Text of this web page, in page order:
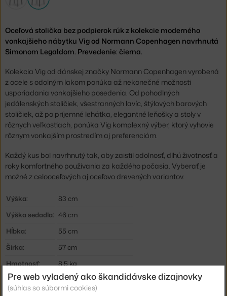
Oceľová stolička bez podpierok rúk z kolekcie moderného
vonkajšieho nábytku Vig od Normann Copenhagen navrhnutá
Simonom Legaldom. Prevedenie: čierna.
Kolekcia Vig od dánskej značky Normann Copenhagen vyrobená
z ocele s odolným lakom ponúka až nekonečné možnosti
usporiadania vonkajšieho posedenia. Od pohodlných
jedálenských stoličiek, všestranných lavíc, štýlových barových
stoličiek, až po príjemné lehátka, elegantné leňošky a stoly v
rôznych veľkostiach, ponúka Vig komplexný výber, ktorý vyhovie
rôznym vonkajším prostredím aj preferenciám.
Každý kus bol navrhnutý tak, aby zaistil odolnosť, dlhú životnosť a
roky komfortného používania za každého počasia. Vyberať je
možné z celooceľových aj oceľovo drevených variantov.
Výška:
83 cm
Výška sedadla: 46 cm
Hĺbka:
55 cm
Šírka:
57 cm
Hmotnosť:
8,5 kg
Podrúčky:
bez podrúčok
Pre web vyladený ako škandidávske dizajnovky
(súhlas so súbormi cookies)